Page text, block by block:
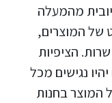
מהמעלה
של המוצרים,
הציפיות
נגישים מכל
המוצר בחנות